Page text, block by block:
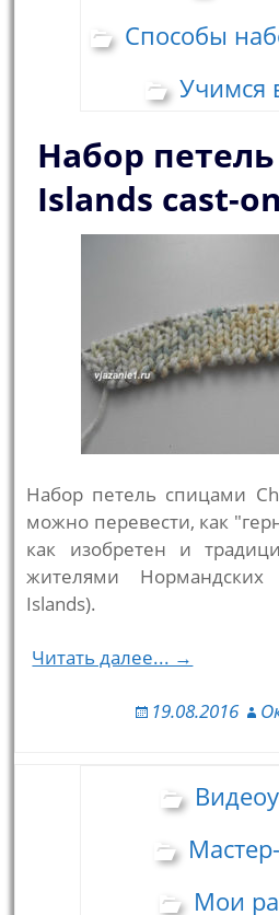
Способы
Учимся
Набор
Islands cast-on
Набор петель спицами
можно перевести, как
как изобретен и
жителями Нормандских
Islands).
Читать далее... →
19.08.2016
Мои